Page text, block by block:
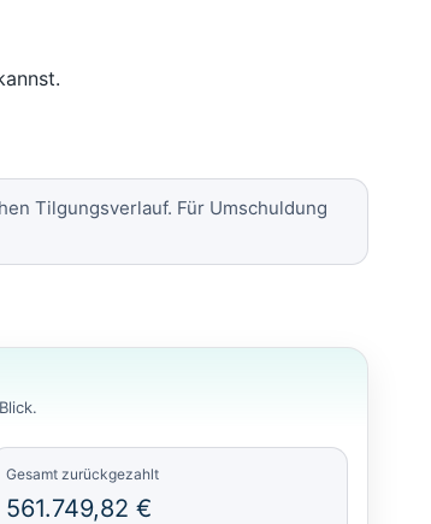
Tilgungsverlauf. Für Umschuldung
Gesamt zurückgezahlt
561.749,82 €